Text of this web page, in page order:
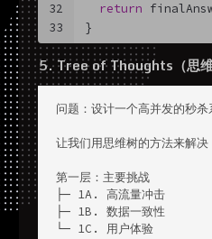
32
33
return
}
5. Tree of Thoughts（思维
问题：设计一个高并发的秒杀
让我们用思维树的方法来解决
第一层：主要挑战
├─ 1A. 高流量冲击
├─ 1B. 数据一致性
└─ 1C. 用户体验